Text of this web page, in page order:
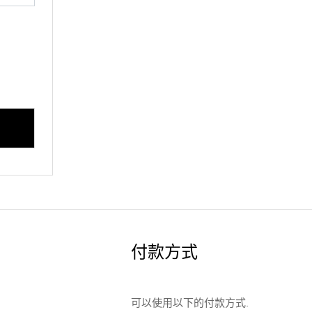
付款方式
可以使用以下的付款方式.